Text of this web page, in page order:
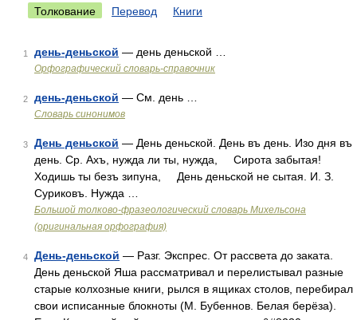
Толкование Перевод Книги
1 день-деньской — день деньской …
Орфографический словарь-справочник
2 день-деньской — См. день …
Словарь синонимов
3 День деньской — День деньской. День въ день. Изо дня въ
день. Ср. Ахъ, нужда ли ты, нужда, Сирота забытая!
Ходишь ты безъ зипуна, День деньской не сытая. И. З.
Суриковъ. Нужда …
Большой толково-фразеологический словарь Михельсона
(оригинальная орфография)
4 День-деньской — Разг. Экспрес. От рассвета до заката.
День деньской Яша рассматривал и перелистывал разные
старые колхозные книги, рылся в ящиках столов, перебирал
свои исписанные блокноты (М. Бубеннов. Белая берёза).